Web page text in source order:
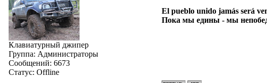
Клавиатурный джипер
Группа: Администраторы
Сообщений: 6673
Статус: Offline
El pueblo unido jamás será
Пока мы едины - мы